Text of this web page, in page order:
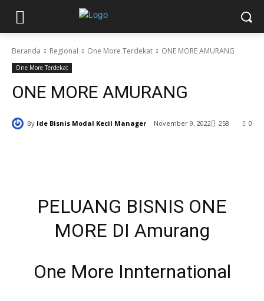
Beranda Regional One More Terdekat ONE MORE AMURANG
One More Terdekat
ONE MORE AMURANG
By Ide Bisnis Modal Kecil Manager November 9, 2022 0
258
PELUANG BISNIS ONE
MORE DI Amurang
One More Innternational